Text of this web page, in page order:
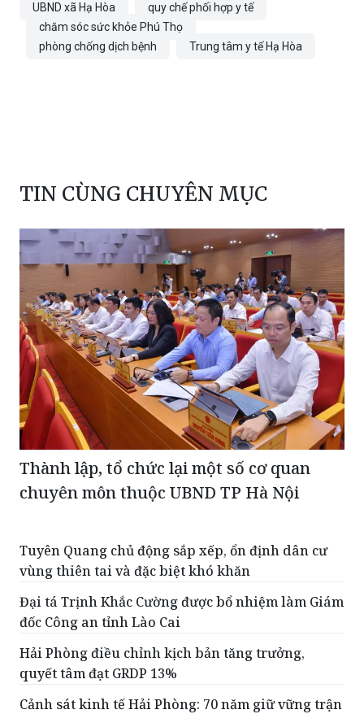
UBND xã Hạ Hòa
quy chế phối hợp y tế
chăm sóc sức khỏe Phú Thọ
phòng chống dịch bệnh
Trung tâm y tế Hạ Hòa
TIN CÙNG CHUYÊN MỤC
Thành lập, tổ chức lại một số cơ quan
chuyên môn thuộc UBND TP Hà Nội
Tuyên Quang chủ động sắp xếp, ổn định dân cư
vùng thiên tai và đặc biệt khó khăn
Đại tá Trịnh Khắc Cường được bổ nhiệm làm Giám
đốc Công an tỉnh Lào Cai
Hải Phòng điều chỉnh kịch bản tăng trưởng,
quyết tâm đạt GRDP 13%
Cảnh sát kinh tế Hải Phòng: 70 năm giữ vững trận